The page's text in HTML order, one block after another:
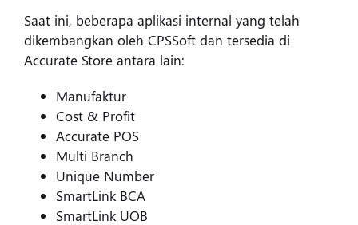
Saat ini, beberapa aplikasi internal yang telah
dikembangkan oleh CPSSoft dan tersedia di
Accurate Store antara lain:
Manufaktur
Cost & Profit
Accurate POS
Multi Branch
Unique Number
SmartLink BCA
SmartLink UOB